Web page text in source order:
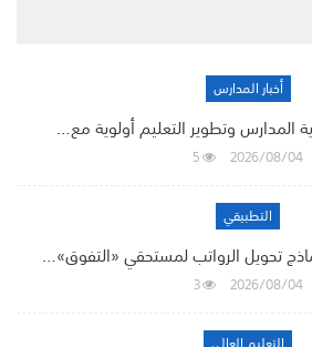
أخبار المدارس
المدارس وتطوير التعليم أولوية مع…
2026/08/04
5
التطبيقي
تحويل الرواتب لمستحقي «التفوق»…
2026/08/04
3